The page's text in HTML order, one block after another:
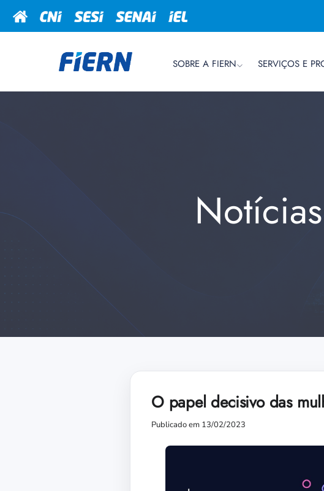
SOBRE A FIERN SERVIÇOS E
O papel decisivo das
Publicado em 13/02/2023